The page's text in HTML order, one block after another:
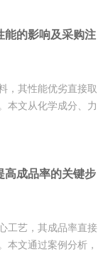
能的影响及采购注
，其性能优劣直接取
本文从化学成分、力
高成品率的关键步
工艺，其成品率直接
本文通过案例分析，